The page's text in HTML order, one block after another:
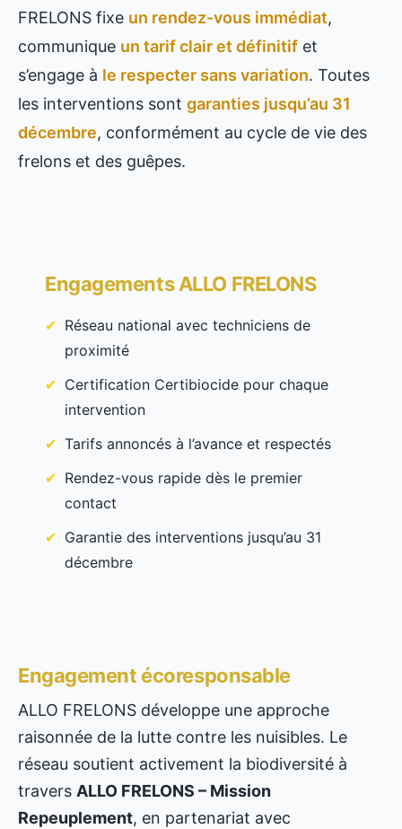
FRELONS fixe un rendez-vous immédiat,
communique un tarif clair et définitif et
s’engage à le respecter sans variation. Toutes
les interventions sont garanties jusqu’au 31
décembre, conformément au cycle de vie des
frelons et des guêpes.
Engagements ALLO FRELONS
Réseau national avec techniciens de
proximité
Certification Certibiocide pour chaque
intervention
Tarifs annoncés à l’avance et respectés
Rendez-vous rapide dès le premier
contact
Garantie des interventions jusqu’au 31
décembre
Engagement écoresponsable
ALLO FRELONS développe une approche
raisonnée de la lutte contre les nuisibles. Le
réseau soutient activement la biodiversité à
travers ALLO FRELONS – Mission
Repeuplement, en partenariat avec